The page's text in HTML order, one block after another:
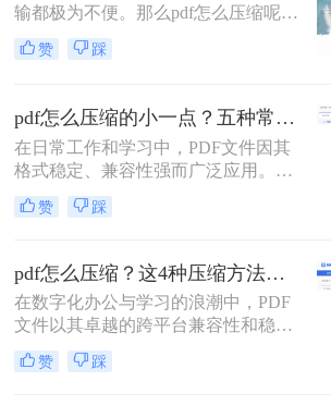
输都极为不便。那么pdf怎么压缩呢？
本文将详解5种主流压缩方案，从原
理到实操，助您轻松掌握PDF瘦身技
赞 踩
pdf怎么压缩的小一点？五种常用有效方法详解！
在日常工作和学习中，PDF文件因其
格式稳定、兼容性强而广泛应用。然
而，PDF文件体积过大时，会带来诸
多不便，例如传输速度慢、存储空间
握压缩PDF文件的方法至关重要。那
么呢？本文将详细介绍多种常用且有
效的pdf压缩方法。通过遵循这些指
南，您可以轻松减小PDF文件体积，
提升效率。
赞 踩
pdf怎么压缩？这4种压缩方法助您pdf文件“瘦身”！
在数字化办公与学习的浪潮中，PDF
文件以其卓越的跨平台兼容性和稳定
的格式呈现，成为了我们日常工作、
学习和交流中不可或缺的载体。然
赞 踩